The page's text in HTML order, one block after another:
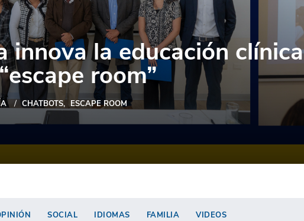
innova la educación clínica
room”
CHATBOTS ESCAPE ROOM
SOCIAL IDIOMAS FAMILIA VIDEOS